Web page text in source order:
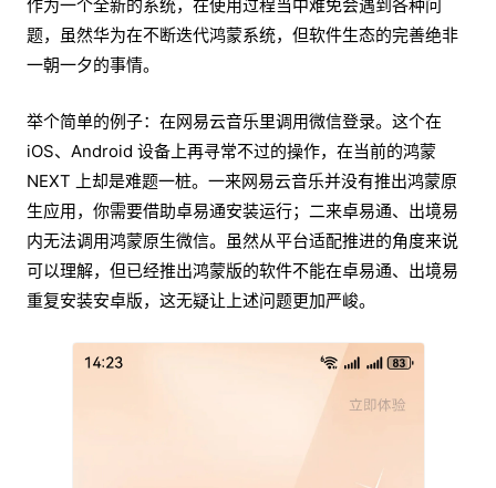
作为一个全新的系统，在使用过程当中难免会遇到各种问
题，虽然华为在不断迭代鸿蒙系统，但软件生态的完善绝非
一朝一夕的事情。
举个简单的例子：在网易云音乐里调用微信登录。这个在
iOS、Android 设备上再寻常不过的操作，在当前的鸿蒙
NEXT 上却是难题一桩。一来网易云音乐并没有推出鸿蒙原
生应用，你需要借助卓易通安装运行；二来卓易通、出境易
内无法调用鸿蒙原生微信。虽然从平台适配推进的角度来说
可以理解，但已经推出鸿蒙版的软件不能在卓易通、出境易
重复安装安卓版，这无疑让上述问题更加严峻。